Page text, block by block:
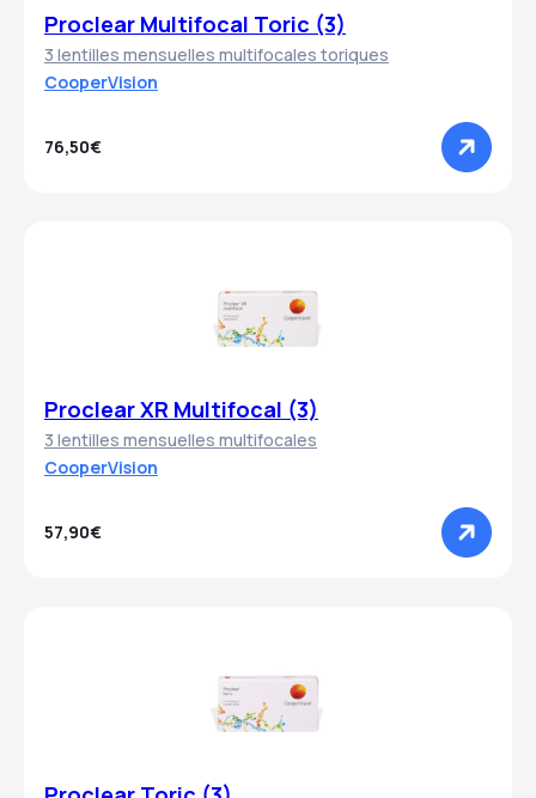
Proclear Multifocal Toric (3)
3 lentilles mensuelles multifocales toriques
CooperVision
76,50€
Proclear XR Multifocal (3)
3 lentilles mensuelles multifocales
CooperVision
57,90€